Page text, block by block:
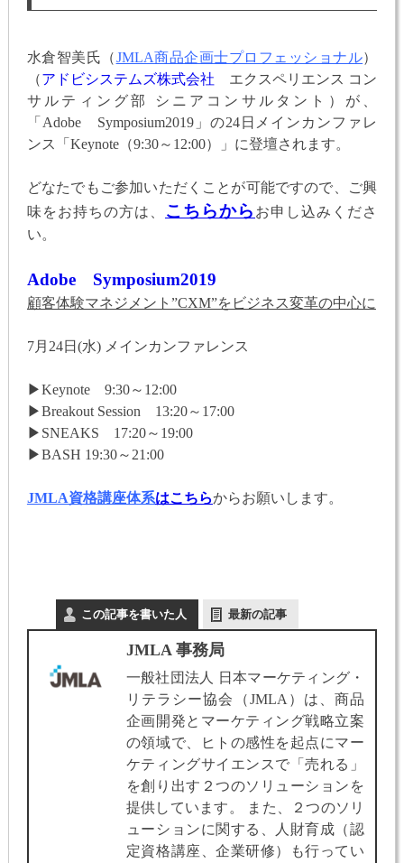
水倉智美氏（JMLA商品企画士プロフェッショナル）
（アドビシステムズ株式会社 エクスペリエンス コン
サルティング部 シニアコンサルタント）が、
「Adobe Symposium2019」の24日メインカンファレ
ンス「Keynote（9:30～12:00）」に登壇されます。
どなたでもご参加いただくことが可能ですので、ご興
味をお持ちの方は、
こちらから お申し込みくださ
い。
Adobe Symposium2019
顧客体験マネジメント”CXM”をビジネス変革の中心に
7月24日(水) メインカンファレンス
▶Keynote 9:30～12:00
▶Breakout Session 13:20～17:00
▶SNEAKS 17:20～19:00
▶BASH 19:30～21:00
JMLA資格講座体系はこちらからお願いします。
この記事を書いた人 最新の記事
JMLA 事務局
一般社団法人 日本マーケティング・
リテラシー協会（JMLA）は、商品
企画開発とマーケティング戦略立案
の領域で、ヒトの感性を起点にマー
ケティングサイエンスで「売れる」
を創り出す２つのソリューションを
提供しています。 また、２つのソリ
ューションに関する、人財育成（認
定資格講座、企業研修）も行ってい